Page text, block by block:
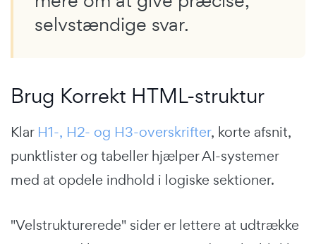
selvstændige svar.
Brug Korrekt HTML-struktur
Klar H1-, H2- og H3-overskrifter, korte afsnit,
punktlister og tabeller hjælper AI-systemer
med at opdele indhold i logiske sektioner.
"Velstrukturerede" sider er lettere at udtrække